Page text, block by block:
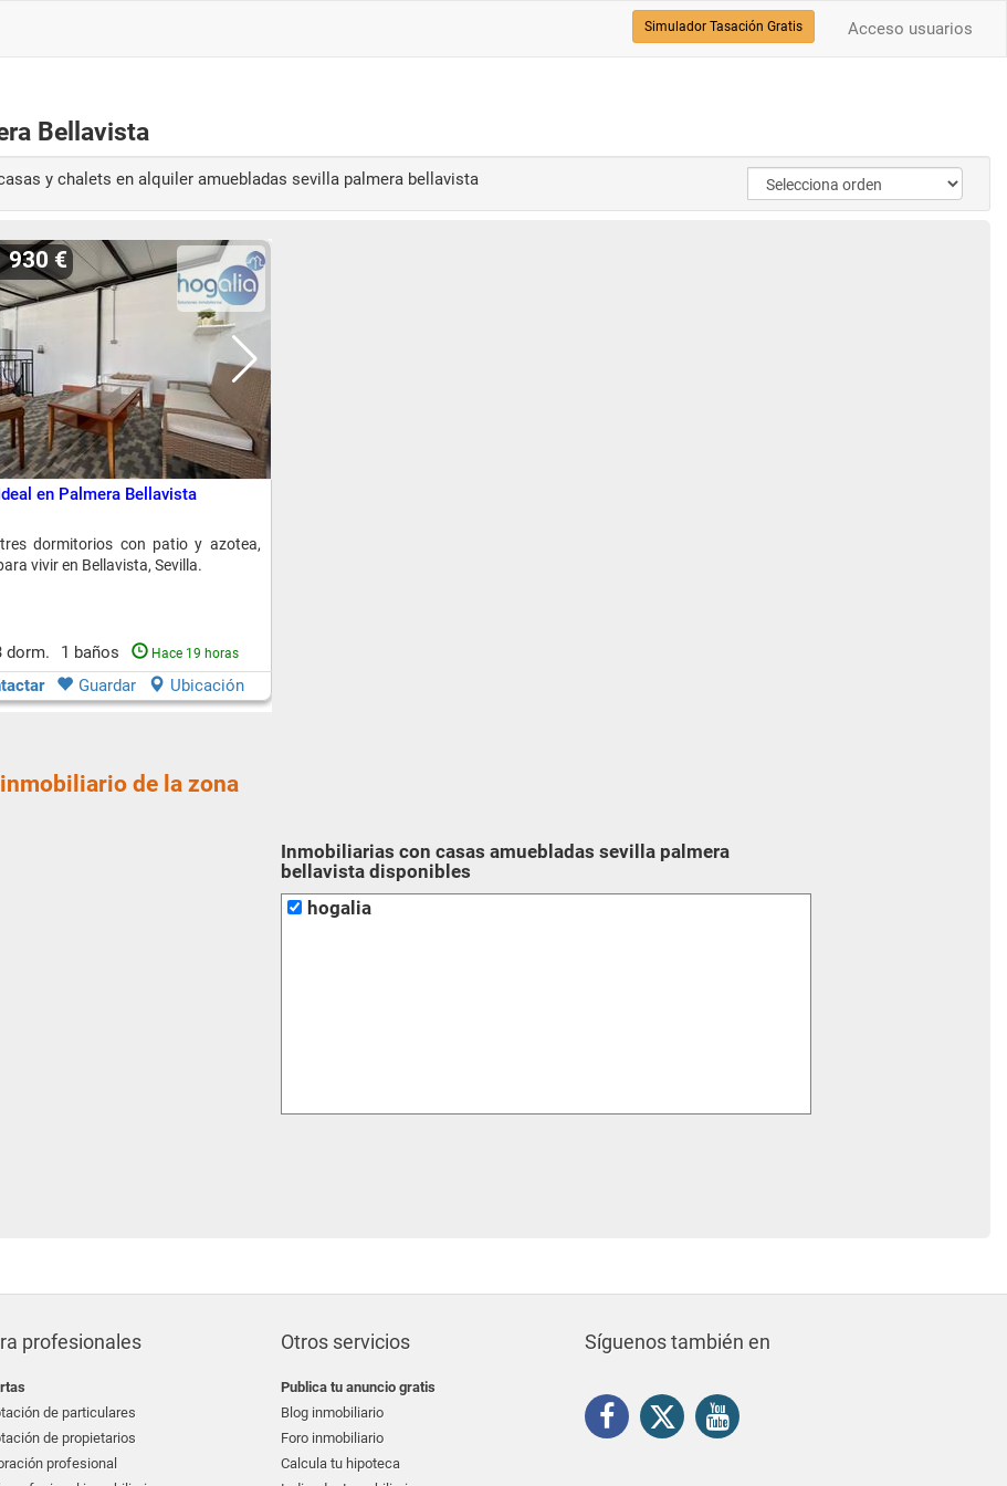
Acceso usuarios
Simulador Tasación Gratis
Bellavista
casas y chalets en alquiler amuebladas sevilla palmera bellavista
930 €
en Palmera Bellavista
dormitorios con patio y azotea,
vivir en Bellavista, Sevilla.
dorm. 1 baños Hace 19 horas
Guardar Ubicación
de la zona
Inmobiliarias con casas amuebladas sevilla palmera
bellavista disponibles
hogalia
profesionales
de particulares
de propietarios
profesional
Otros servicios
Publica tu anuncio gratis
Blog inmobiliario
Foro inmobiliario
Calcula tu hipoteca
Síguenos también en